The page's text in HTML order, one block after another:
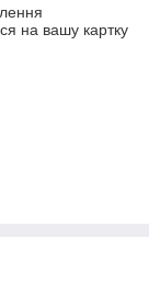
на вашу картку